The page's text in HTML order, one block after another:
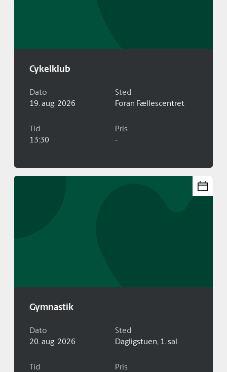
Cykelklub
Dato
19. aug. 2026
Sted
Foran Fællescentret
Tid
13:30
Pris
-
Gymnastik
Dato
20. aug. 2026
Sted
Dagligstuen, 1. sal
Tid
Pris